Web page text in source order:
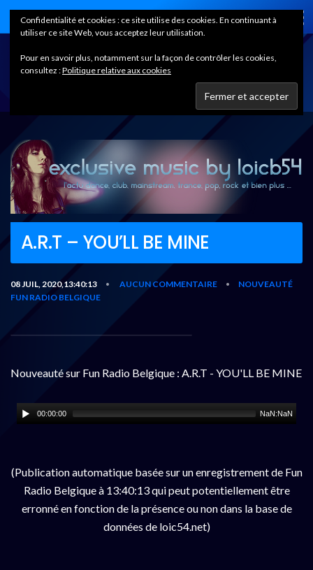
Home
A.R.T – YOU’LL BE MINE
08 JUIL, 2020,13:40:13 • AUCUN COMMENTAIRE •
NOUVEAUTÉ
FUN RADIO BELGIQUE
Nouveauté sur Fun Radio Belgique : A.R.T - YOU'LL BE MINE
00:00:00 NaN:NaN
(Publication automatique basée sur un enregistrement de Fun
Radio Belgique à 13:40:13 qui peut potentiellement être
erronné en fonction de la présence ou non dans la base de
données de loic54.net)
Confidentialité et cookies : ce site utilise des cookies. En continuant à
utiliser ce site Web, vous acceptez leur utilisation.
Pour en savoir plus, notamment sur la façon de contrôler les cookies,
consultez :Politique relative aux cookies